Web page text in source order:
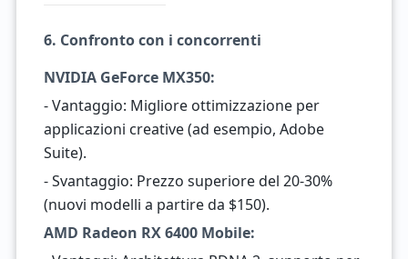
6. Confronto con i concorrenti
NVIDIA GeForce MX350:
- Vantaggio: Migliore ottimizzazione per
applicazioni creative (ad esempio, Adobe
Suite).
- Svantaggio: Prezzo superiore del 20-30%
(nuovi modelli a partire da $150).
AMD Radeon RX 6400 Mobile: